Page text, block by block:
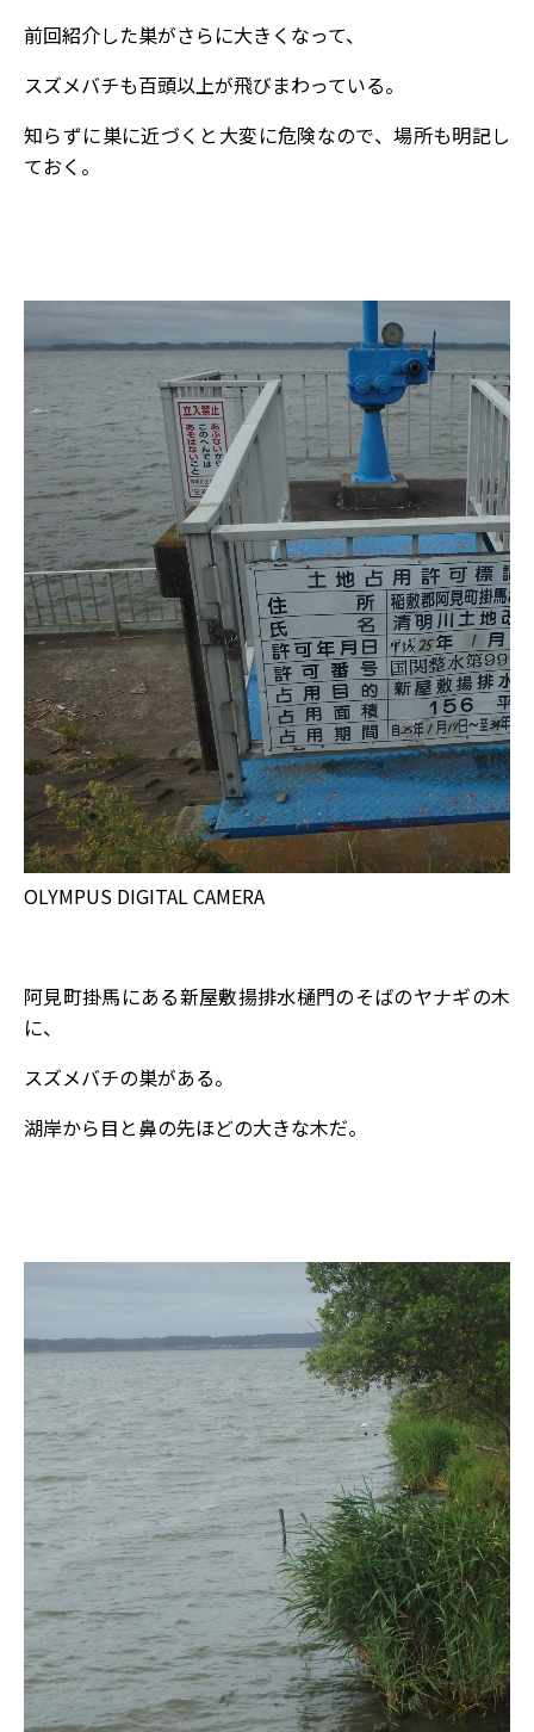
前回紹介した巣がさらに大きくなって、
スズメバチも百頭以上が飛びまわっている。
知らずに巣に近づくと大変に危険なので、場所も明記し
ておく。
OLYMPUS DIGITAL CAMERA
阿見町掛馬にある新屋敷揚排水樋門のそばのヤナギの木
に、
スズメバチの巣がある。
湖岸から目と鼻の先ほどの大きな木だ。